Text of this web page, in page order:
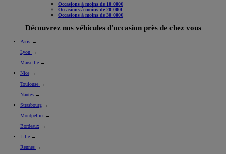
Occasions à moins de 10 000€
Occasions à moins de 20 000€
Occasions à moins de 30 000€
Découvrez nos véhicules d'occasion près de chez vous
Paris →
Lyon →
Marseille →
Nice →
Toulouse →
Nantes →
Strasbourg →
Montpellier →
Bordeaux →
Lille →
Rennes →